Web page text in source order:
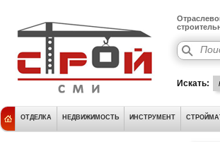
Искать:
ОТДЕЛКА НЕДВИЖИМОСТЬ ИНСТРУМЕНТ